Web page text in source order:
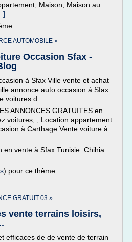
Maison, Maison au
AUTOMOBILE »
Occasion Sfax -
à Sfax Ville vente et achat
annonce auto occasion à Sfax
voitures d
ANNONCES GRATUITES en.
voitures, , Location appartement
à Carthage Vente voiture à
en vente à Sfax Tunisie. Chihia
) pour ce thème
GRATUIT 03 »
vente terrains loisirs,
efficaces de de vente de terrain